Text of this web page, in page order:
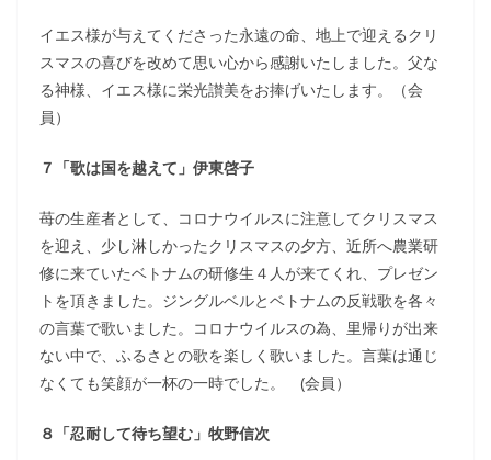
イエス様が与えてくださった永遠の命、地上で迎えるクリ
スマスの喜びを改めて思い心から感謝いたしました。父な
る神様、イエス様に栄光讃美をお捧げいたします。（会
員）
７「歌は国を越えて」伊東啓子
苺の生産者として、コロナウイルスに注意してクリスマス
を迎え、少し淋しかったクリスマスの夕方、近所へ農業研
修に来ていたベトナムの研修生４人が来てくれ、プレゼン
トを頂きました。ジングルベルとベトナムの反戦歌を各々
の言葉で歌いました。コロナウイルスの為、里帰りが出来
ない中で、ふるさとの歌を楽しく歌いました。言葉は通じ
なくても笑顔が一杯の一時でした。 (会員）
８「忍耐して待ち望む」牧野信次